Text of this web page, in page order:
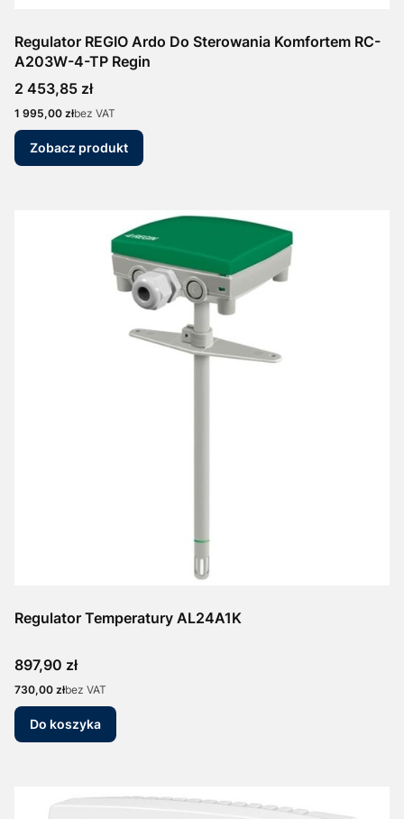
Regulator REGIO Ardo Do Sterowania Komfortem RC-
A203W-4-TP Regin
Cena
2 453,85 zł
Cena
1 995,00 złbez VAT
Zobacz produkt
Regulator Temperatury AL24A1K
Cena
897,90 zł
Cena
730,00 złbez VAT
Do koszyka